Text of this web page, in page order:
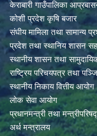
केराबारी गाउँपालिका
कोशी प्रदेश कृषि बजार
संघीय मामिला तथा सामान्य
प्रदेश तथा स्थानिय शासन
स्थानीय शासन तथा
राष्ट्रिय परिचयपत्र तथा
स्थानीय निकाय वित्तीय आयोग
लोक सेवा आयोग
प्रधानमन्त्री तथा
अर्थ मन्त्रालय